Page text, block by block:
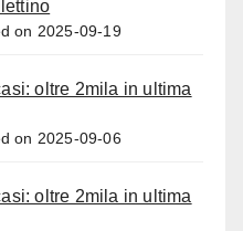
on 2025-09-19
oltre 2mila in ultima
on 2025-09-06
oltre 2mila in ultima